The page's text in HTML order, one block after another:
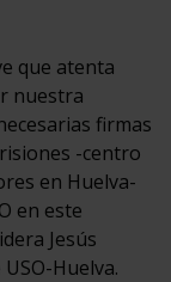
que atenta
nuestra
firmas
-centro
en Huelva-
en este
Jesús
Huelva.